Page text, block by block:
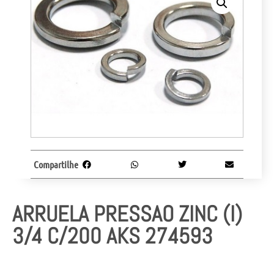
ARRUELA PRESSAO ZINC (I)
3/4 C/200 AKS 274593
Compartilhe